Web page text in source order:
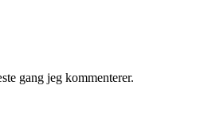
gang jeg kommenterer.